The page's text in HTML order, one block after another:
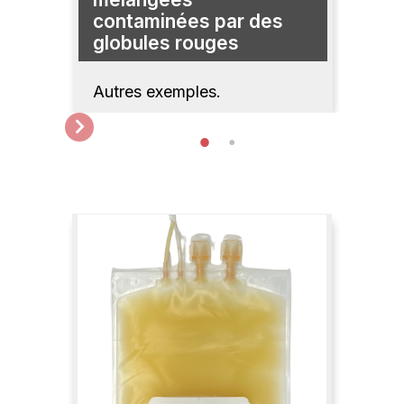
contaminées par des
globules rouges
Autres exemples.
next